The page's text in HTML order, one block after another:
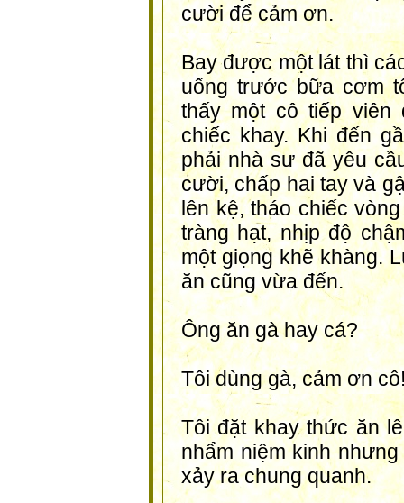
cười để cảm ơn.
Bay được một lát thì
uống trước bữa cơm
thấy một cô tiếp viên
chiếc khay. Khi đến
phải nhà sư đã yêu
cười, chấp hai tay và
lên kệ, tháo chiếc
tràng hạt, nhịp độ
một giọng khẽ khàng.
ăn cũng vừa đến.
Ông ăn gà hay cá?
Tôi dùng gà, cảm ơn
Tôi đặt khay thức ăn
nhẩm niệm kinh
xảy ra chung quanh.